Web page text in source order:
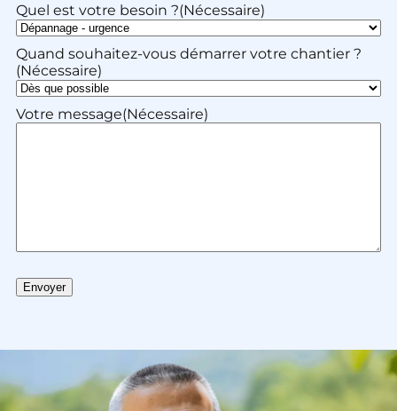
Quel est votre besoin ?(Nécessaire)
Quand souhaitez-vous démarrer votre chantier ?
(Nécessaire)
Votre message(Nécessaire)